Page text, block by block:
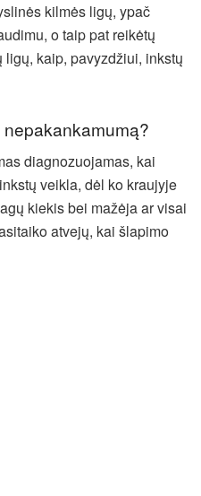
kilmės ligų, ypač
o taip pat reikėtų
kaip, pavyzdžiui, inkstų
diagnozuojamas, kai
veikla, dėl ko kraujyje
kiekis bei mažėja ar visai
atvejų, kai šlapimo